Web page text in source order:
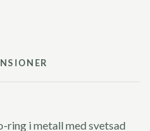
ring i metall med svetsad